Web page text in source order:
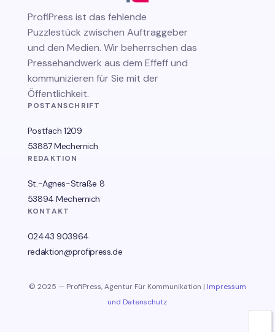
ProfiPress ist das fehlende
Puzzlestück zwischen Auftraggeber
und den Medien. Wir beherrschen das
Pressehandwerk aus dem Effeff und
kommunizieren für Sie mit der
Öffentlichkeit.
POSTANSCHRIFT
Postfach 1209
53887 Mechernich
REDAKTION
St.-Agnes-Straße 8
53894 Mechernich
KONTAKT
02443 903964
redaktion@profipress.de
© 2025 — ProfiPress, Agentur Für Kommunikation | Impressum
und Datenschutz